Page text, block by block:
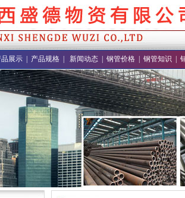
品展示 产品规格 新闻动态 钢管价格 钢管知识